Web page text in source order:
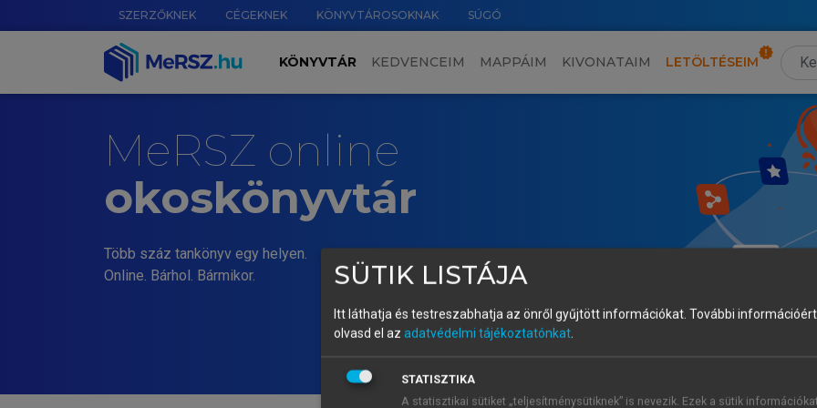
SZERZŐKNEK CÉGEKNEK KÖNYVTÁROSOKNAK SÚGÓ
KÖNYVTÁR KEDVENCEIM MAPPÁIM KIVONATAIM LETÖLTÉSEIM
MeRSZ online
okoskönyvtár
Több száz tankönyv egy helyen.
Online. Bárhol. Bármikor.
SÜTIK LISTÁJA
Itt láthatja és testreszabhatja az önről gyűjtött információkat. További
olvasd el az adatvédelmi tájékoztatónkat.
STATISZTIKA
A statisztikai sütiket „teljesítménysütiknek” is nevezik. Ezek a sütik